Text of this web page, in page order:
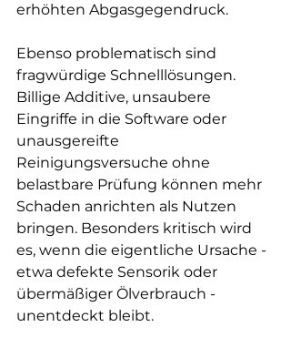
erhöhten Abgasgegendruck.
Ebenso problematisch sind
fragwürdige Schnelllösungen.
Billige Additive, unsaubere
Eingriffe in die Software oder
unausgereifte
Reinigungsversuche ohne
belastbare Prüfung können mehr
Schaden anrichten als Nutzen
bringen. Besonders kritisch wird
es, wenn die eigentliche Ursache -
etwa defekte Sensorik oder
übermäßiger Ölverbrauch -
unentdeckt bleibt.